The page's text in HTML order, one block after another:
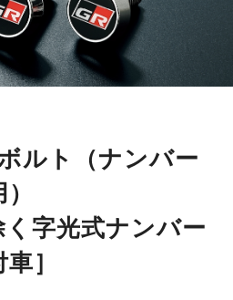
ルト（ナンバー
く字光式ナンバー
］